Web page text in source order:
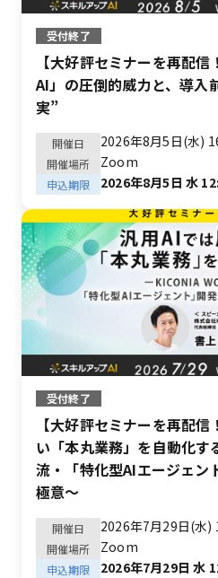
受付終了
【大好評セミナーを再配
AI」の圧倒的威力と、導入
実”
開催日 2026年8月5日(水)
開催場所 Zoom
申込期限 2026年8月5日 水
受付終了
【大好評セミナーを再配
い「本丸業務」を自動化す
流・「特化型AIエージェン
極意～
開催日 2026年7月29日(水)
開催場所 Zoom
申込期限 2026年7月29日 水